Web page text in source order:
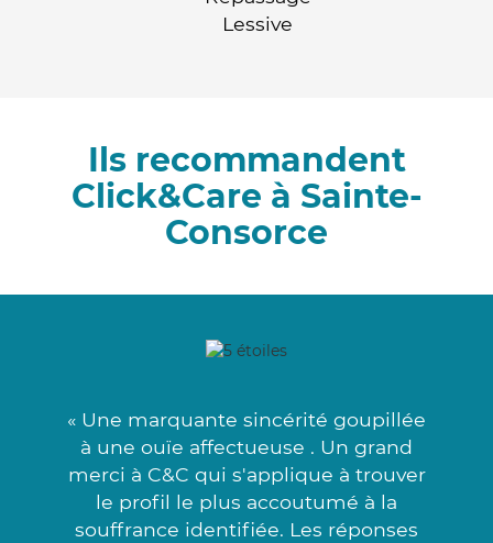
Lessive
Ils recommandent
Click&Care à Sainte-
Consorce
« Une marquante sincérité goupillée
à une ouïe affectueuse . Un grand
merci à C&C qui s'applique à trouver
le profil le plus accoutumé à la
souffrance identifiée. Les réponses